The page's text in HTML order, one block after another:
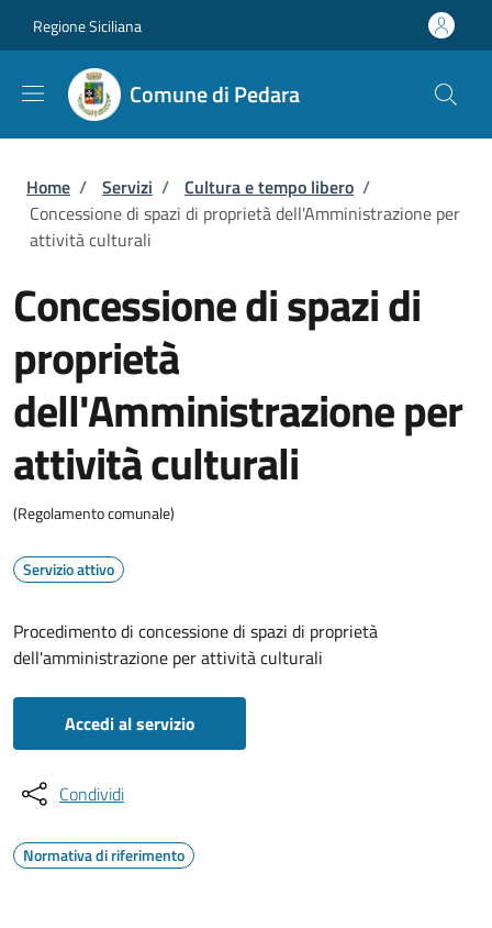
Regione Siciliana
Comune di Pedara
Briciole di pane
Home / Servizi / Cultura e tempo libero /
Concessione di spazi di proprietà dell'Amministrazione per
attività culturali
Concessione di spazi di
proprietà
dell'Amministrazione per
attività culturali
(Regolamento comunale)
Servizio attivo
Procedimento di concessione di spazi di proprietà
dell'amministrazione per attività culturali
Accedi al servizio
Condividi
Normativa di riferimento